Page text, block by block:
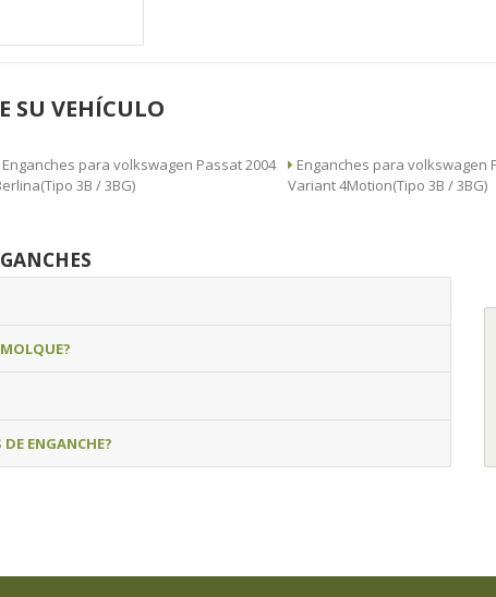
SU VEHÍCULO
Enganches para volkswagen Passat 2004
3B / 3BG)
Enganches para volkswagen Passat 2004
Variant 4Motion(Tipo 3B / 3BG)
ENGANCHE?